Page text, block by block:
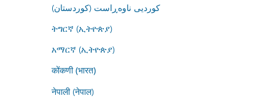
کوردیی ناوەڕاست (کوردستان)
ትግርኛ (ኢትዮጵያ)
አማርኛ (ኢትዮጵያ)
कोंकणी (भारत)
नेपाली (नेपाल)